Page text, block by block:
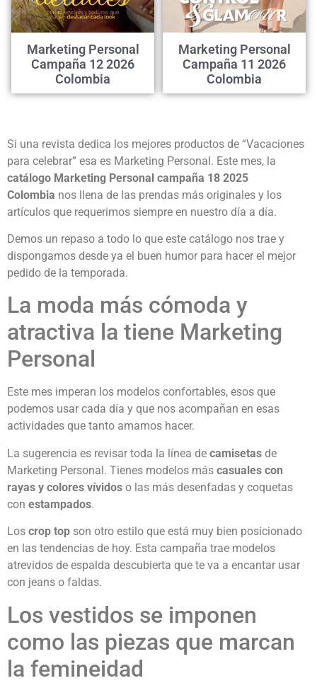
Marketing Personal
Campaña 12 2026
Colombia
Marketing Personal
Campaña 11 2026
Colombia
Si una revista dedica los mejores productos de “Vacaciones
para celebrar” esa es Marketing Personal. Este mes, la
catálogo Marketing Personal campaña 18 2025
Colombia nos llena de las prendas más originales y los
artículos que requerimos siempre en nuestro día a día.
Demos un repaso a todo lo que este catálogo nos trae y
dispongamos desde ya el buen humor para hacer el mejor
pedido de la temporada.
La moda más cómoda y
atractiva la tiene Marketing
Personal
Este mes imperan los modelos confortables, esos que
podemos usar cada día y que nos acompañan en esas
actividades que tanto amamos hacer.
La sugerencia es revisar toda la línea de camisetas de
Marketing Personal. Tienes modelos más casuales con
rayas y colores vívidos o las más desenfadas y coquetas
con estampados.
Los crop top son otro estilo que está muy bien posicionado
en las tendencias de hoy. Esta campaña trae modelos
atrevidos de espalda descubierta que te va a encantar usar
con jeans o faldas.
Los vestidos se imponen
como las piezas que marcan
la femineidad